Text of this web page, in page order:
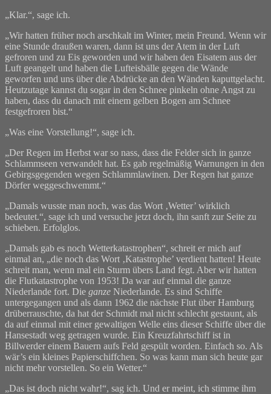
„Klar.“, sage ich.
„Wir hatten früher noch arschkalt im Winter, mein Freund. Wenn wir
eine Stunde draußen waren, dann ist uns der Atem in der Luft
gefroren und zu Eis geworden und wir haben den Eisatem aus der
Luft geangelt und haben die Lufteisbälle gegen die Wände
geworfen und uns über die Abdrücke an den Wänden kaputtgelacht.
Heutzutage kannst du sogar in den Schnee pinkeln ohne Angst zu
haben, dass du danach mit einem gelben Bogen am Schnee
festgefroren bist.“
„Was eine Vorstellung!“, sage ich.
„Der Regen im Herbst war so nass, dass die Felder sich in ganze
Schlammseen verwandelt hat. Es gab regelmäßig Warnungen in den
Gebirgsgegenden wegen Schlammlawinen. Der Regen hat ganze
Dörfer weggeschwemmt.“
„Damals wusste man noch, was das Wort ‚Wetter’ wirklich
bedeutet.“, sage ich und versuche jetzt doch, ihn sanft zur Seite zu
schieben. Erfolglos.
„Damals gab es noch Wetterkatastrophen“, schreit er mich auf
einmal an, „die noch das Wort ‚Katastrophe’ verdient hatten! Heute
schreit man, wenn mal ein Sturm übers Land fegt. Aber wir hatten
die Flutkatastrophe von 1953! Da war auf einmal die ganze
Niederlande fort. Die ganze Niederlande. Es sind Schiffe
untergegangen und als dann 1962 die nächste Flut über Hamburg
drüberrauschte, da hat der Schmidt mal nicht schlecht gestaunt, als
da auf einmal mit einer gewaltigen Welle eins dieser Schiffe über die
Hansestadt weg getragen wurde. Ein Kreuzfahrtschiff ist in
Billwerder einem Bauern aufs Feld gespült worden. Einfach so. Als
wär’s ein kleines Papierschiffchen. So was kann man sich heute gar
nicht mehr vorstellen. So ein Wetter.“
„Das ist doch nicht wahr!“, sag ich. Und er meint, ich stimme ihm